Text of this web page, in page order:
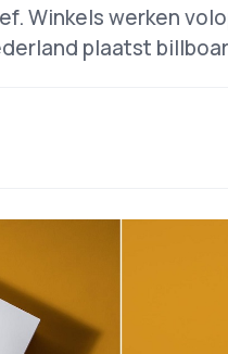
Winkels werken
plaatst